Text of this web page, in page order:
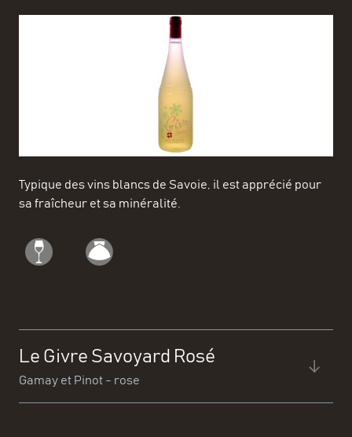
Typique des vins blancs de Savoie, il est apprécié pour
sa fraîcheur et sa minéralité.
Le Givre Savoyard Rosé
Gamay et Pinot - rose